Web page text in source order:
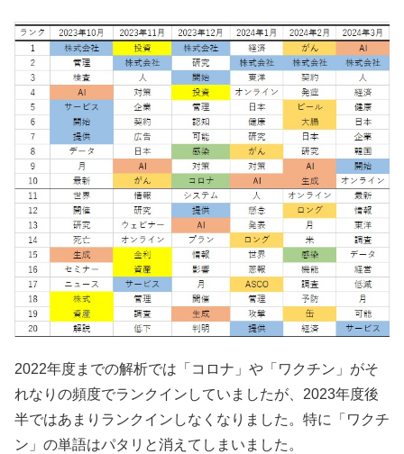
2022年度までの解析では「コロナ」や「ワクチン」がそ
れなりの頻度でランクインしていましたが、2023年度後
半ではあまりランクインしなくなりました。特に「ワクチ
ン」の単語はパタリと消えてしまいました。